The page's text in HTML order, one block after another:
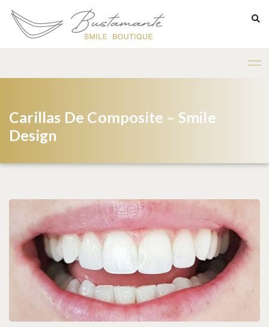
Carillas De Composite – Smile
Design